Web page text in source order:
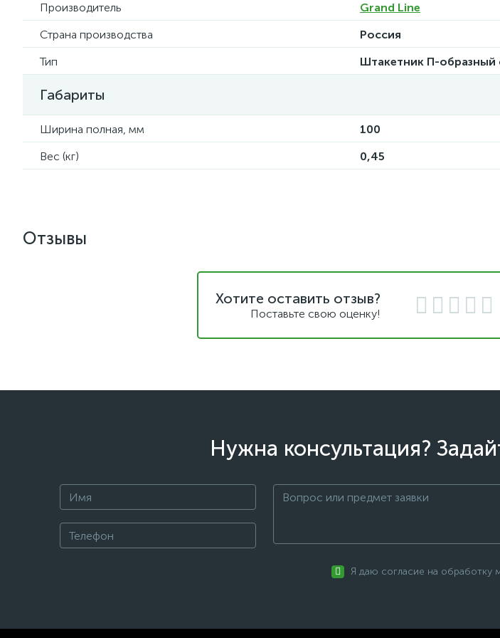
Производитель
Grand Line
Страна производства
Россия
Тип
Штакетник П-образный
Габариты
Ширина полная, мм
100
Вес (кг)
0,45
Отзывы
Хотите оставить отзыв?
Поставьте свою оценку!
Нужна консультация?
Я даю согласие на обработку